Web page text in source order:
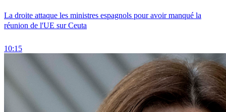
La droite attaque les ministres espagnols pour avoir manqué la
réunion de l'UE sur Ceuta
10:15